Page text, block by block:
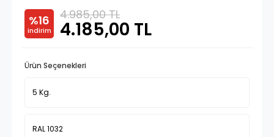
%16
indirim
4.985,00 TL
4.185,00 TL
Ürün Seçenekleri